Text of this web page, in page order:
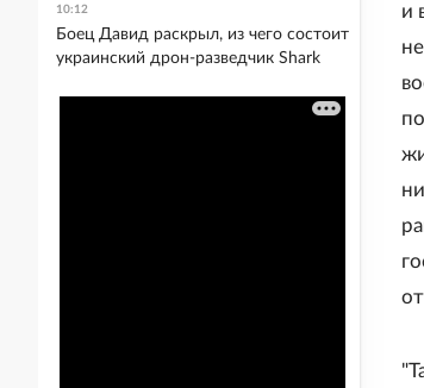
и
10:12
Боец Давид раскрыл, из чего состоит
украинский дрон-разведчик Shark